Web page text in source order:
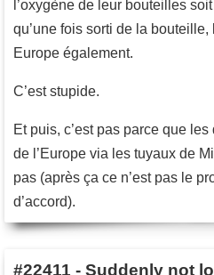
l’oxygène de leur bouteilles
qu’une fois sorti de la
Europe également.
C’est stupide.
Et puis, c’est pas parce que
de l’Europe via les tuyaux de
pas (après ça ce n’est pas le
d’accord).
#22411 - Suddenly not